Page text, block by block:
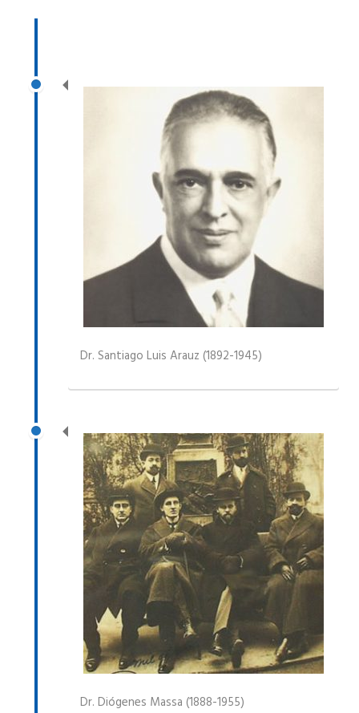
Dr. Santiago Luis Arauz (1892-1945)
Dr. Diógenes Massa (1888-1955)